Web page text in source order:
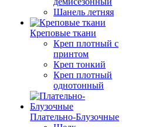
Шанель летняя
Креповые ткани
Креп плотный с
принтом
Креп тонкий
Креп плотный
однотонный
Плательно-Блузочные